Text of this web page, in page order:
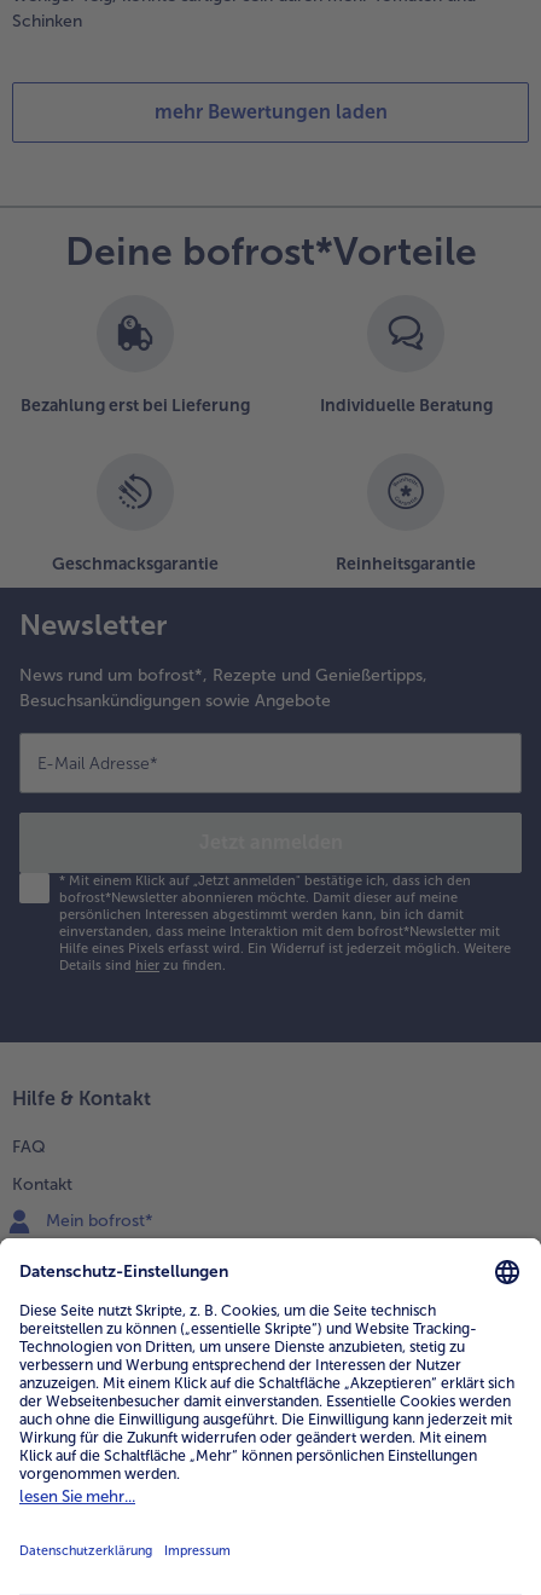
Schinken
mehr Bewertungen laden
Deine bofrost*Vorteile
Bezahlung erst bei Lieferung Individuelle Beratung
Geschmacksgarantie Reinheitsgarantie
Newsletter
News rund um bofrost*, Rezepte und Genießertipps,
Besuchsankündigungen sowie Angebote
E-Mail Adresse*
* Mit einem Klick auf „Jetzt anmelden" bestätige ich, dass ich den
bofrost*Newsletter abonnieren möchte. Damit dieser auf meine
persönlichen Interessen abgestimmt werden kann, bin ich damit
einverstanden, dass meine Interaktion mit dem bofrost*Newsletter mit
Hilfe eines Pixels erfasst wird. Ein Widerruf ist jederzeit möglich. Weitere
Details sind hier zu finden.
Hilfe & Kontakt
FAQ
Kontakt
Mein bofrost*
0800 - 000 19 18
Mo.-Fr.: 7-21 Uhr Sa: 8-16 Uhr
Service
Unternehmen
Über uns